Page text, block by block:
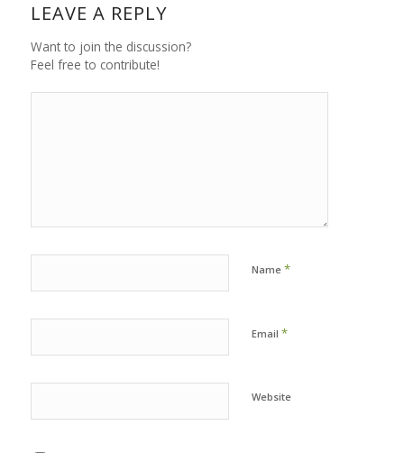
LEAVE A REPLY
Want to join the discussion?
Feel free to contribute!
Name *
Email *
Website